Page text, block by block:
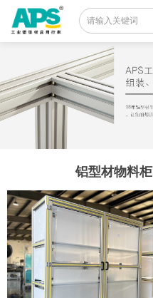
首页
案例世界
应用领域
关于我们
铝型材物料柜